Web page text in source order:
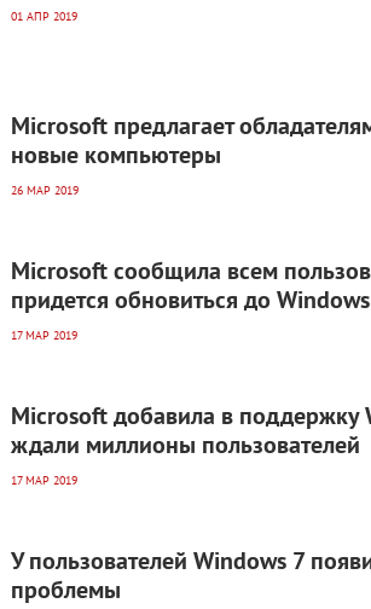
01 АПР 2019
Microsoft предлагает
новые компьютеры
26 МАР 2019
Microsoft сообщила всем
придется обновиться до
17 МАР 2019
Microsoft добавила в поддержку
ждали миллионы пользователей
17 МАР 2019
У пользователей Windows 7
проблемы